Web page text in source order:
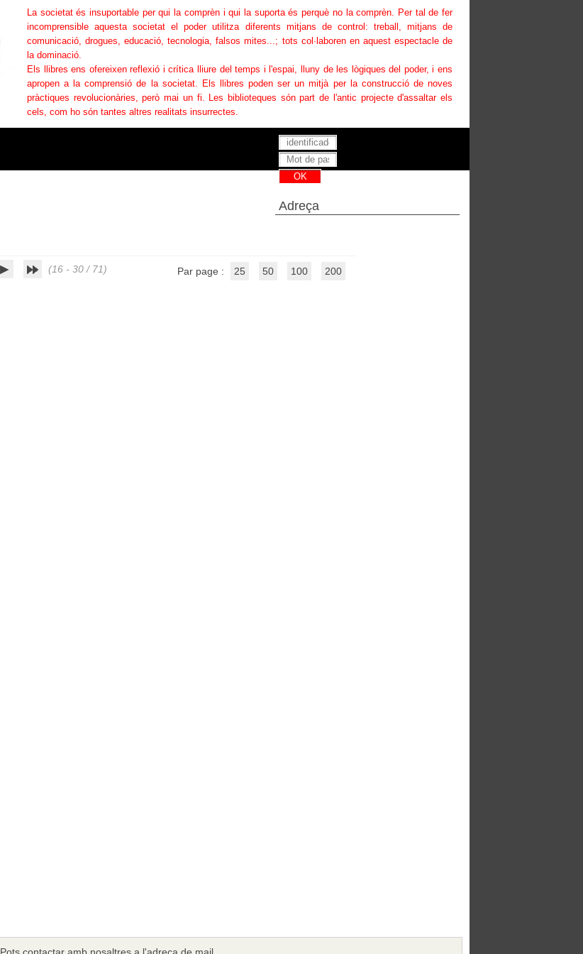
(16 - 30 / 71) Par page : 25 50 100 200
La societat és insuportable per qui la comprèn i qui la suporta és perquè no la comprèn. Per tal de fer
incomprensible aquesta societat el poder utilitza diferents mitjans de control: treball, mitjans de
comunicació, drogues, educació, tecnologia, falsos mites...; tots col·laboren en aquest espectacle de
la dominació.
Els llibres ens ofereixen reflexió i crítica lliure del temps i l'espai, lluny de les lògiques del poder, i ens
apropen a la comprensió de la societat. Els llibres poden ser un mitjà per la construcció de noves
pràctiques revolucionàries, però mai un fi. Les biblioteques són part de l'antic projecte d'assaltar els
cels, com ho són tantes altres realitats insurrectes.
Adreça